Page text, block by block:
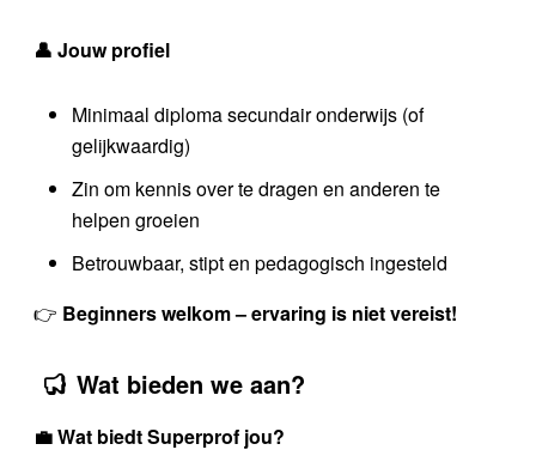
👤 Jouw profiel
Minimaal diploma secundair onderwijs (of
gelijkwaardig)
Zin om kennis over te dragen en anderen te
helpen groeien
Betrouwbaar, stipt en pedagogisch ingesteld
👉 Beginners welkom – ervaring is niet vereist!
Wat bieden we aan?
💼 Wat biedt Superprof jou?